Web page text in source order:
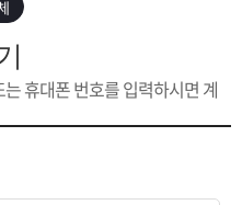
설치 가능합니다.
에 주소로 택배 받기
는휴대폰 번호를 입력하시면 계